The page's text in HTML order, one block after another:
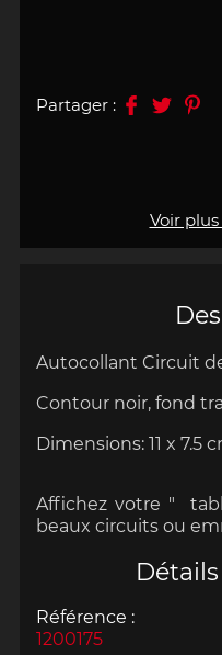
Autocollant Circuit
Contour noir, fond
Dimensions: 11 x 7.5
Affichez votre "
beaux circuits ou
Référence :
1200175
Voir
Partager :